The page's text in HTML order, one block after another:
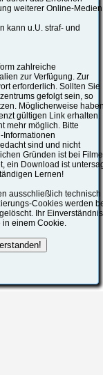
weiterer Online-Medien
kann u.U. straf- und
zahlreiche
zur Verfügung. Zur
erforderlich. Sollten Sie
gefolgt sein, so
Möglicherweise
gültigen Link erhalten.
mehr möglich. Bitte
Informationen
sind und nicht
Gründen ist bei
ein Download ist
Lernen!
ausschließlich technisch
Cookies werden
Ihr Einverständnis
in einem Cookie.